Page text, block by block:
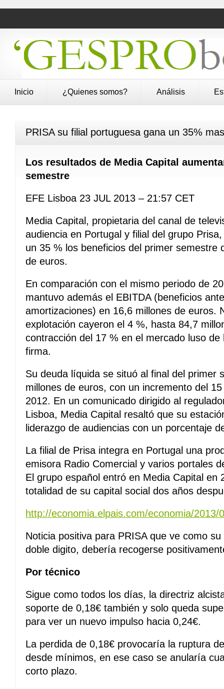
Inicio ¿Quienes somos? Análisis
PRISA su filial portuguesa gana un 35%
Los resultados de Media Capital
semestre
EFE Lisboa 23 JUL 2013 – 21:57 CET
Media Capital, propietaria del canal de
audiencia en Portugal y filial del grupo
un 35 % los beneficios del primer semestre
de euros.
En comparación con el mismo periodo de
mantuvo además el EBITDA (beneficios
amortizaciones) en 16,6 millones de euros.
explotación cayeron el 4 %, hasta 84,7
contracción del 17 % en el mercado luso
firma.
Su deuda líquida se situó al final del primer
millones de euros, con un incremento del
2012. En un comunicado dirigido al
Lisboa, Media Capital resaltó que su
liderazgo de audiencias con un porcentaje
La filial de Prisa integra en Portugal una
emisora Radio Comercial y varios portales
El grupo español entró en Media Capital en
totalidad de su capital social dos años
http://economia.elpais.com/economia/
Noticia positiva para PRISA que ve como
doble digito, debería recogerse
Por técnico
Sigue como todos los días, la directriz
soporte de 0,18€ también y solo queda
para ver un nuevo impulso hacia 0,24€.
La perdida de 0,18€ provocaría la ruptura
desde mínimos, en ese caso se anularía
corto plazo.